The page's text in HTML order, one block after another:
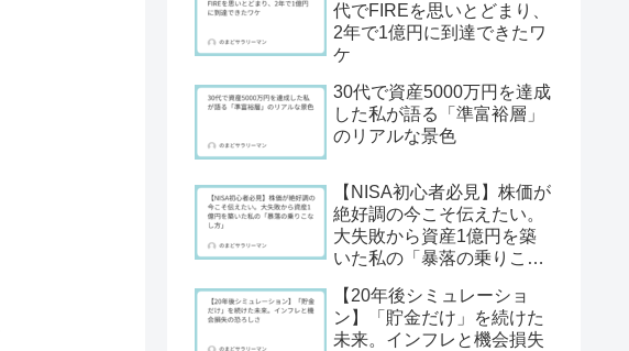
代でFIREを思いとどまり、
2年で1億円に到達できたワ
ケ
30代で資産5000万円を達成
した私が語る「準富裕層」
のリアルな景色
【NISA初心者必見】株価が
絶好調の今こそ伝えたい。
大失敗から資産1億円を築
いた私の「暴落の乗りこな
【20年後シミュレーショ
ン】「貯金だけ」を続けた
未来。インフレと機会損失